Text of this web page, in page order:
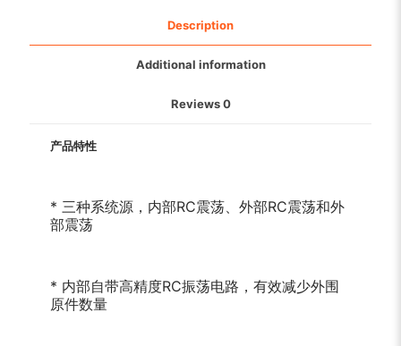
Description
Additional information
Reviews0
产品特性
* 三种系统源，内部RC震荡、外部RC震荡和外
部震荡
* 内部自带高精度RC振荡电路，有效减少外围
原件数量